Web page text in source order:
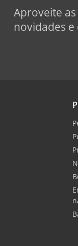
Aproveite
novidades e